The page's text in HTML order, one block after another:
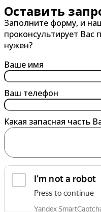
Великий Новгород
Владивосток
Владикавказ
Волгоград
Волгодонск
Волжский
Вологда
Воскресенск
Воткинск
Выборг
Оставить
Заполните форму, и
проконсультирует Вас
нужен?
Ваше имя
Ваш телефон
Какая запасная часть
Я согласен наобработку